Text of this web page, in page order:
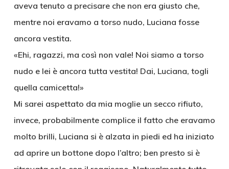
aveva tenuto a precisare che non era giusto che,
mentre noi eravamo a torso nudo, Luciana fosse
ancora vestita.
«Ehi, ragazzi, ma così non vale! Noi siamo a torso
nudo e lei è ancora tutta vestita! Dai, Luciana, togli
quella camicetta!»
Mi sarei aspettato da mia moglie un secco rifiuto,
invece, probabilmente complice il fatto che eravamo
molto brilli, Luciana si è alzata in piedi ed ha iniziato
ad aprire un bottone dopo l’altro; ben presto si è